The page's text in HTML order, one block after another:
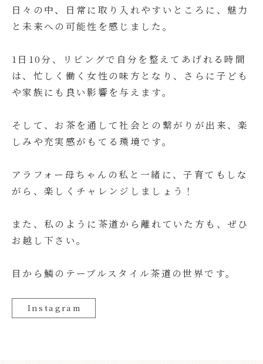
日々の中、日常に取り入れやすいところに、魅力
と未来への可能性を感じました。
1日10分、リビングで自分を整えてあげれる時間
は、忙しく働く女性の味方となり、さらに子ども
や家族にも良い影響を与えます。
そして、お茶を通して社会との繋がりが出来、楽
しみや充実感がもてる環境です。
アラフォー母ちゃんの私と一緒に、子育てもしな
がら、楽しくチャレンジしましょう！
また、私のように茶道から離れていた方も、ぜひ
お越し下さい。
目から鱗のテーブルスタイル茶道の世界です。
Instagram